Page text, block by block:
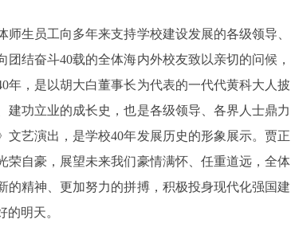
生员工向多年来支持学校建设发展的各级领导、
结奋斗40载的全体海内外校友致以亲切的问候，
年，是以胡大白董事长为代表的一代代黄科大人披
功立业的成长史，也是各级领导、各界人士鼎力
艺演出，是学校40年发展历史的形象展示。贾正
荣自豪，展望未来我们豪情满怀、任重道远，全体
精神、更加努力的拼搏，积极投身现代化强国建
明天。